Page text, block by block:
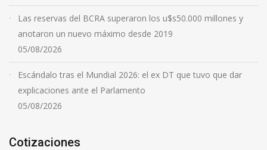
Las reservas del BCRA superaron los u$s50.000 millones y
anotaron un nuevo máximo desde 2019
05/08/2026
Escándalo tras el Mundial 2026: el ex DT que tuvo que dar
explicaciones ante el Parlamento
05/08/2026
Cotizaciones